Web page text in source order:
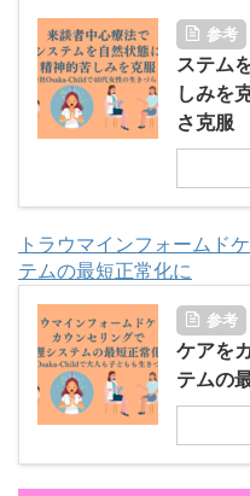
参考
ステム
しみを
さ克服
トラウマインフォームド
テムの最短正常化に
参考
ケアを
テムの